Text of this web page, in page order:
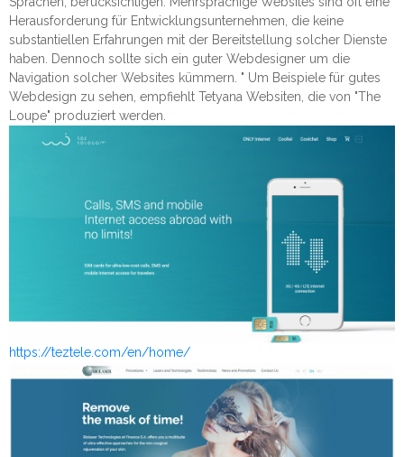
Herausforderung für Entwicklungsunternehmen, die keine
substantiellen Erfahrungen mit der Bereitstellung solcher Dienste
haben. Dennoch sollte sich ein guter Webdesigner um die
Navigation solcher Websites kümmern. " Um Beispiele für gutes
Webdesign zu sehen, empfiehlt Tetyana Websiten, die von "The
Loupe" produziert werden.
https://teztele.com/en/home/